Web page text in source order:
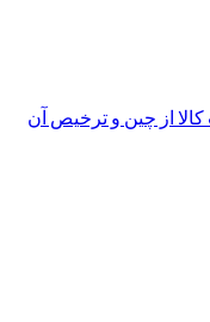
از چین و ترخیص آن